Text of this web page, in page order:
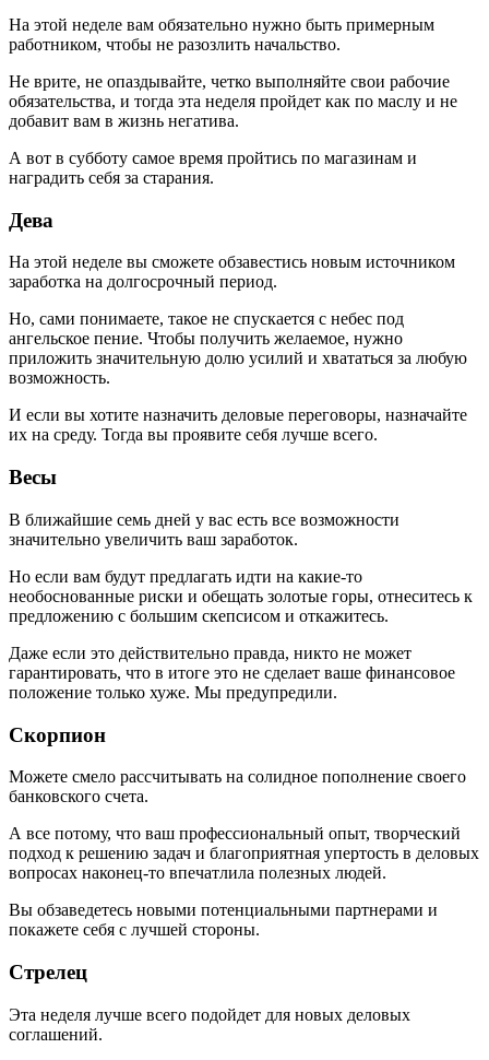
На этой неделе вам обязательно нужно быть примерным
работником, чтобы не разозлить начальство.
Не врите, не опаздывайте, четко выполняйте свои рабочие
обязательства, и тогда эта неделя пройдет как по маслу и не
добавит вам в жизнь негатива.
А вот в субботу самое время пройтись по магазинам и
наградить себя за старания.
Дева
На этой неделе вы сможете обзавестись новым источником
заработка на долгосрочный период.
Но, сами понимаете, такое не спускается с небес под
ангельское пение. Чтобы получить желаемое, нужно
приложить значительную долю усилий и хвататься за любую
возможность.
И если вы хотите назначить деловые переговоры, назначайте
их на среду. Тогда вы проявите себя лучше всего.
Весы
В ближайшие семь дней у вас есть все возможности
значительно увеличить ваш заработок.
Но если вам будут предлагать идти на какие-то
необоснованные риски и обещать золотые горы, отнеситесь к
предложению с большим скепсисом и откажитесь.
Даже если это действительно правда, никто не может
гарантировать, что в итоге это не сделает ваше финансовое
положение только хуже. Мы предупредили.
Скорпион
Можете смело рассчитывать на солидное пополнение своего
банковского счета.
А все потому, что ваш профессиональный опыт, творческий
подход к решению задач и благоприятная упертость в деловых
вопросах наконец-то впечатлила полезных людей.
Вы обзаведетесь новыми потенциальными партнерами и
покажете себя с лучшей стороны.
Стрелец
Эта неделя лучше всего подойдет для новых деловых
соглашений.